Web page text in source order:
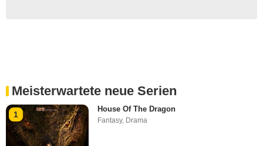
Meisterwartete neue Serien
1
House Of The Dragon
Fantasy, Drama